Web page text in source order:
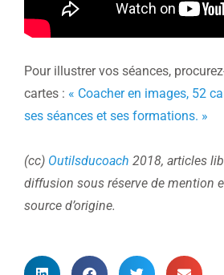
Pour illustrer vos séances,
cartes : « Coacher en images, 52
ses séances et ses formations. »
(cc) Outilsducoach 2018, articles
diffusion sous réserve de mention
source d’origine.